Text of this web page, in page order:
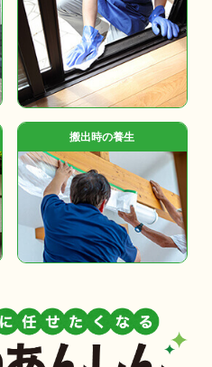
搬出時の養生